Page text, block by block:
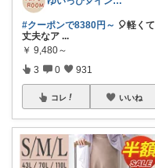
#クーポンで8380円～ 🎈軽くて
丈夫なア ...
￥ 9,480～
3 0 931
コレ いいね